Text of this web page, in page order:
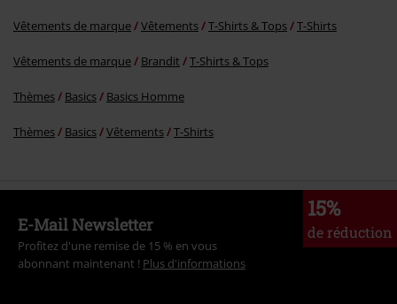
Vêtements de marque Vêtements T-Shirts & Tops T-Shirts
Vêtements de marque Brandit T-Shirts & Tops
Thèmes Basics Basics Homme
Thèmes Basics Vêtements T-Shirts
15%
de réduction
E-Mail Newsletter
Profitez d'une remise de 15 % en vous
abonnant maintenant ! Plus d'informations